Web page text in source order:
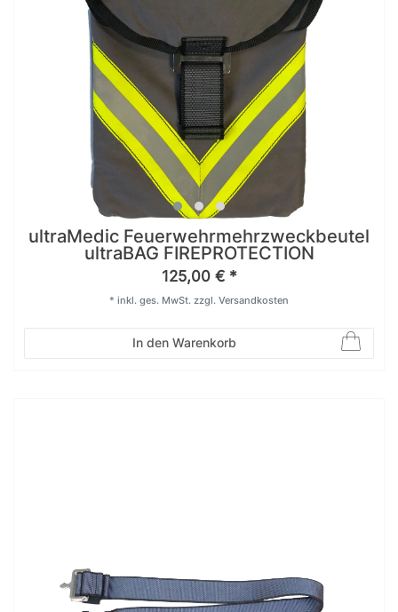
ultraMedic Feuerwehrmehrzweckbeutel
ultraBAG FIREPROTECTION
125,00 € *
In den Warenkorb
* inkl. ges. MwSt. zzgl. Versandkosten